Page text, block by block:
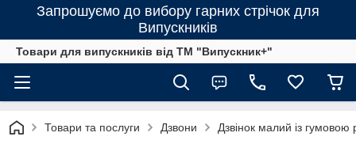
Запрошуємо до вибору гарних стрічок для
Випускників
Товари для випускників від ТМ "Випускник+"
Товари та послуги Дзвони Дзвінок малий із